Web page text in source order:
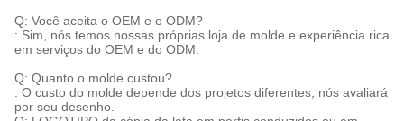
Q: Você aceita o OEM e o ODM?
: Sim, nós temos nossas próprias loja de molde e experiência rica
em serviços do OEM e do ODM.
Q: Quanto o molde custou?
: O custo do molde depende dos projetos diferentes, nós avaliará
por seu desenho.